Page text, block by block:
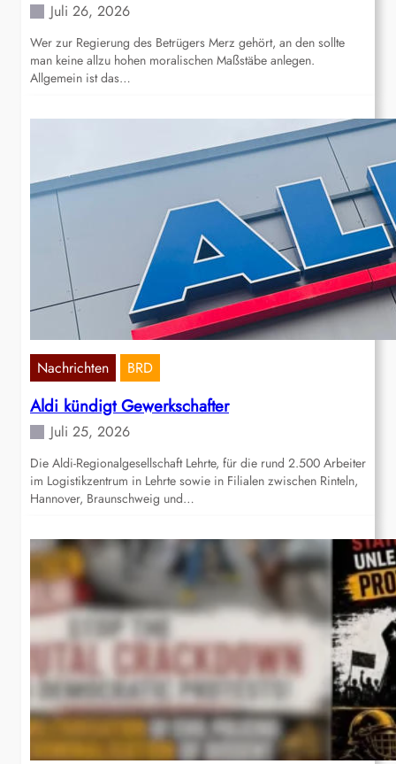
Juli 26, 2026
Wer zur Regierung des Betrügers Merz gehört, an den sollte
man keine allzu hohen moralischen Maßstäbe anlegen.
Allgemein ist das…
Nachrichten BRD
Aldi kündigt Gewerkschafter
Juli 25, 2026
Die Aldi-Regionalgesellschaft Lehrte, für die rund 2.500 Arbeiter
im Logistikzentrum in Lehrte sowie in Filialen zwischen Rinteln,
Hannover, Braunschweig und…